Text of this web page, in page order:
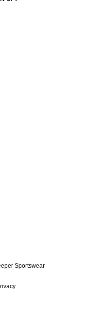
Sportswear